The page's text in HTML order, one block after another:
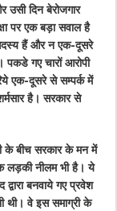
दिन बेरोजगार
पर एक बड़ा सवाल है
हैं और न एक-दूसरे
पकडे गए चारों आरोपी
एक-दूसरे से सम्पर्क में
है। सरकार से
के बीच सरकार के मन में
लड़की नीलम भी है। ये
बनवाये गए प्रवेश
थी। वे इस समाग्री के